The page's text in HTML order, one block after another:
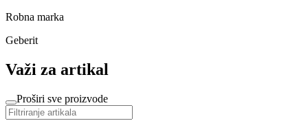
Robna marka
Geberit
Važi za artikal
Proširi sve proizvode